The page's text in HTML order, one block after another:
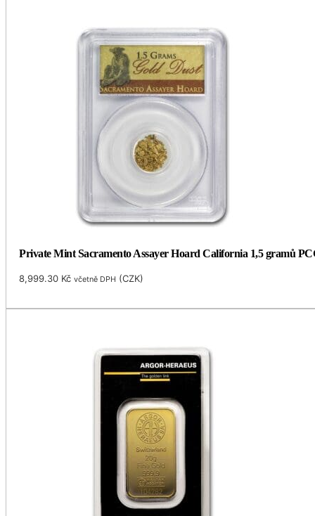
Private Mint Sacramento Assayer Hoard California 1,5 gramů
8,999.30 Kč včetně DPH (CZK)